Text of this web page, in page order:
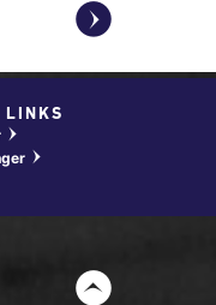
y
LINKS
w
w
t